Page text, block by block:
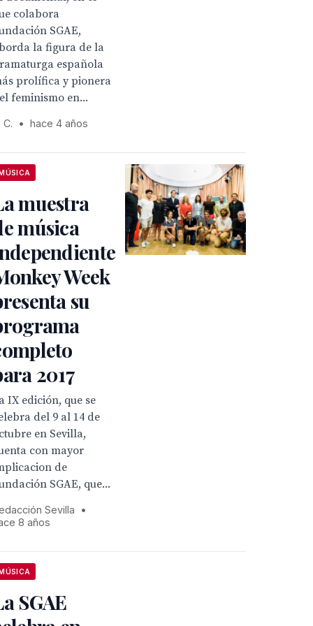
colabora
SGAE,
la figura de la
española
prolífica y pionera
feminismo en...
C. • hace 4 años
muestra
música
Week
su
2017
IX edición, que se
del 9 al 14 de
en Sevilla,
con mayor
de
SGAE, que...
Sevilla
•
8 años
SGAE